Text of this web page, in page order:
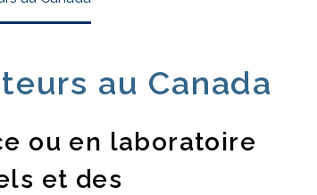
au Canada
ou en laboratoire
et des